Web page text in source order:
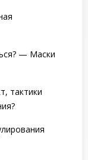
— Маски
тактики